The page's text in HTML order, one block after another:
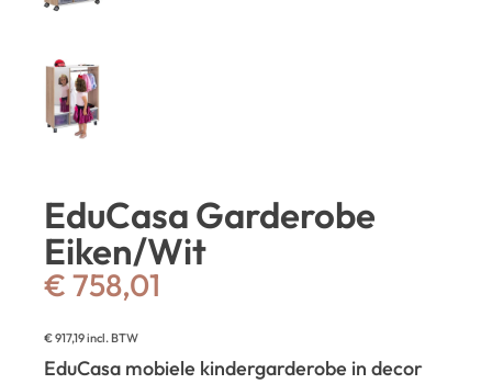
EduCasa Garderobe
Eiken/Wit
€ 758,01
€917,19incl. BTW
EduCasa mobiele kindergarderobe in decor